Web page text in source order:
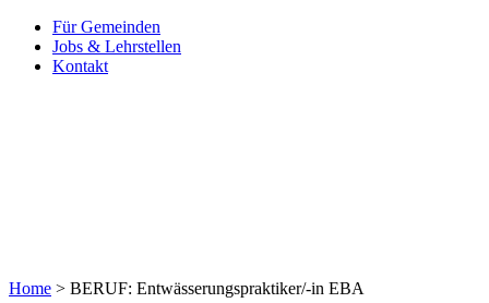
Für Gemeinden
Jobs & Lehrstellen
Kontakt
Home > BERUF: Entwässerungspraktiker/-in EBA